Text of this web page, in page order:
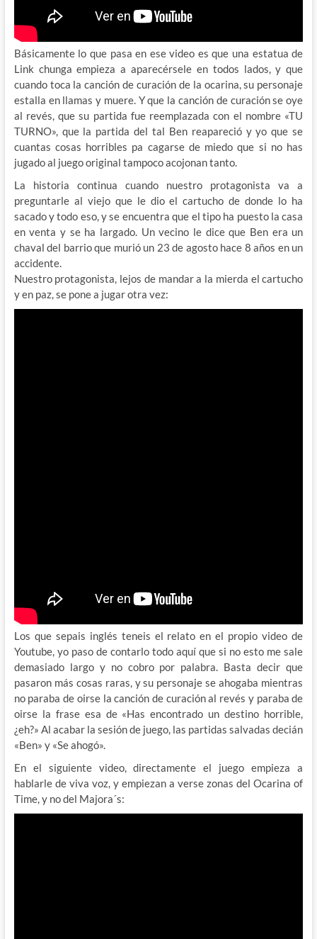
Básicamente lo que pasa en ese video es que una estatua de
Link chunga empieza a aparecérsele en todos lados, y que
cuando toca la canción de curación de la ocarina, su personaje
estalla en llamas y muere. Y que la canción de curación se oye
al revés, que su partida fue reemplazada con el nombre «TU
TURNO», que la partida del tal Ben reapareció y yo que se
cuantas cosas horribles pa cagarse de miedo que si no has
jugado al juego original tampoco acojonan tanto.
La historia continua cuando nuestro protagonista va a
preguntarle al viejo que le dio el cartucho de donde lo ha
sacado y todo eso, y se encuentra que el tipo ha puesto la casa
en venta y se ha largado. Un vecino le dice que Ben era un
chaval del barrio que murió un 23 de agosto hace 8 años en un
accidente.
Nuestro protagonista, lejos de mandar a la mierda el cartucho
y en paz, se pone a jugar otra vez:
Los que sepais inglés teneis el relato en el propio video de
Youtube, yo paso de contarlo todo aquí que si no esto me sale
demasiado largo y no cobro por palabra. Basta decir que
pasaron más cosas raras, y su personaje se ahogaba mientras
no paraba de oirse la canción de curación al revés y paraba de
oirse la frase esa de «Has encontrado un destino horrible,
¿eh?» Al acabar la sesión de juego, las partidas salvadas decián
«Ben» y «Se ahogó».
En el siguiente video, directamente el juego empieza a
hablarle de viva voz, y empiezan a verse zonas del Ocarina of
Time, y no del Majora´s: